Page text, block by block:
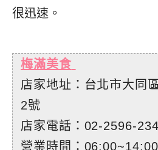
很迅速。
梅滿美食
店家地址：台北市大同
2號
店家電話：02-2596-
營業時間：